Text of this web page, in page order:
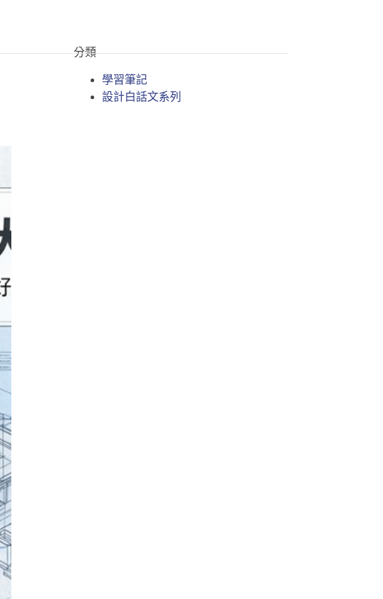
分類
學習筆記
設計白話文系列